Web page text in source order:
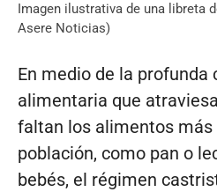
Imagen ilustrativa de una libreta
Asere Noticias)
En medio de la profunda
alimentaria que
faltan los alimentos más
población, como pan o
bebés, el régimen